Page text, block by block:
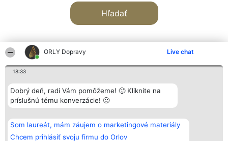
ORLY Dopravy Live chat
18:33
Dobrý deň, radi Vám pomôžeme! 🙂 Kliknite na
príslušnú tému konverzácie! 🙂
Som laureát, mám záujem o marketingové materiály
Chcem prihlásiť svoju firmu do Orlov
Hľadať
Organizátor hodnotenia
Bright Side Solutions sp. z o.
o. sp. k.
Wrocław 50-079
KRS 0000749100 | Regon
381313360 | NIP 8943132676
Hodnotenie
Laureáti
Lista
Laureatów
Podmienky
Obchodné
Kontakt
Kontakt